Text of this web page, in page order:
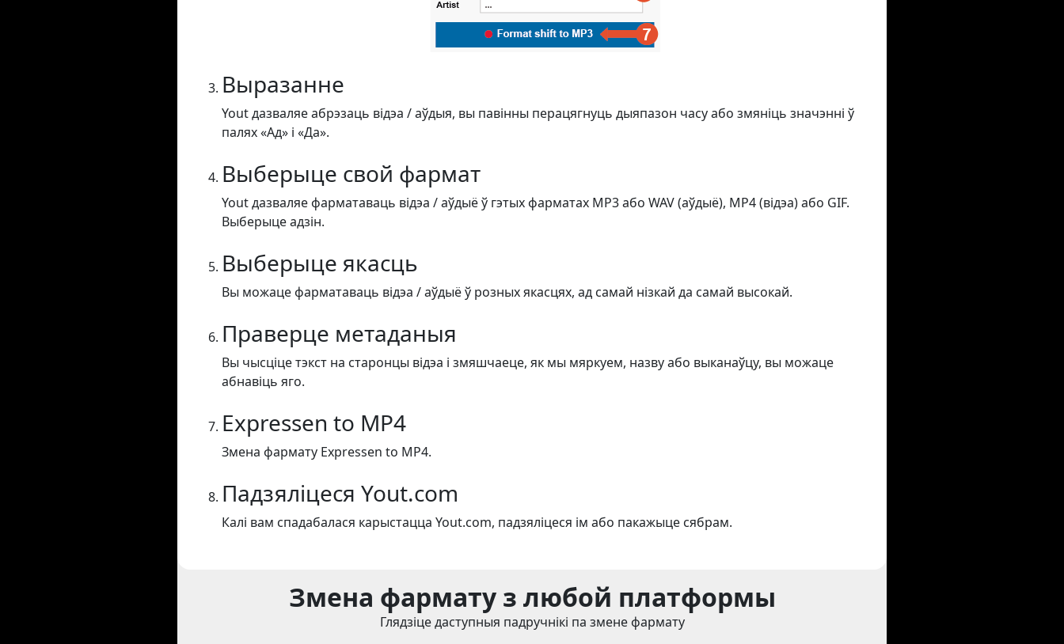
Выразанне
Yout дазваляе абрэзаць відэа / аўдыя, вы павінны перацягнуць дыяпазон часу або змяніць значэнні ў
палях «Ад» і «Да».
Выберыце свой фармат
Yout дазваляе фарматаваць відэа / аўдыё ў гэтых фарматах MP3 або WAV (аўдыё), MP4 (відэа) або GIF.
Выберыце адзін.
Выберыце якасць
Вы можаце фарматаваць відэа / аўдыё ў розных якасцях, ад самай нізкай да самай высокай.
Праверце метаданыя
Вы чысціце тэкст на старонцы відэа і змяшчаеце, як мы мяркуем, назву або выканаўцу, вы можаце
абнавіць яго.
Expressen to MP4
Змена фармату Expressen to MP4.
Падзяліцеся Yout.com
Калі вам спадабалася карыстацца Yout.com, падзяліцеся ім або пакажыце сябрам.
Змена фармату з любой платформы
Глядзіце даступныя падручнікі па змене фармату